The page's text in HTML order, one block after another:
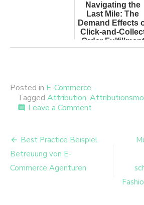
Navigating the
Last Mile: The
Demand Effects
Click-and-
Order Fulfillment
Posted in E-Commerce
Tagged Attribution,
comment Leave a Commenton
in
Environment:
Beitrags-
Navigation
Best Practice Beispiel
Betreuung von E-
Commerce Agenturen